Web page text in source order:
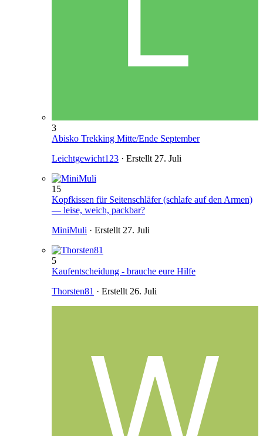
3
Abisko Trekking Mitte/Ende September
Leichtgewicht123 · Erstellt 27. Juli
15
Kopfkissen für Seitenschläfer (schlafe auf den Armen)
— leise, weich, packbar?
MiniMuli · Erstellt 27. Juli
5
Kaufentscheidung - brauche eure Hilfe
Thorsten81 · Erstellt 26. Juli